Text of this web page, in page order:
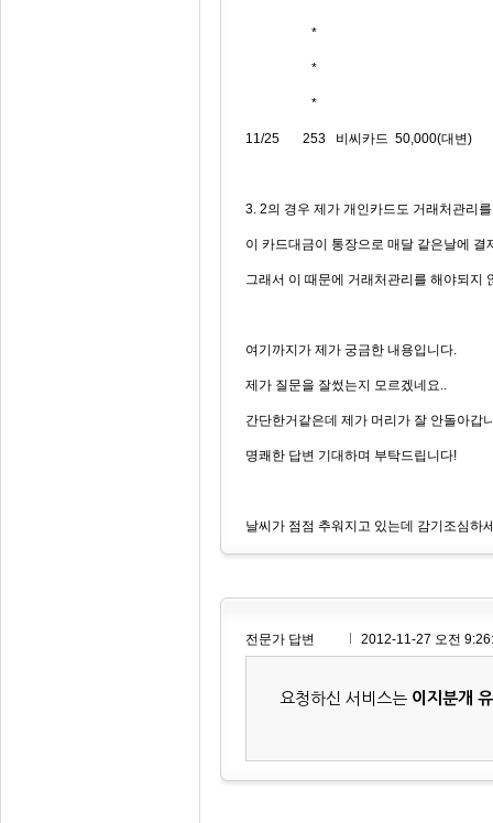
*
*
*
11/25 253 비씨카드 50,000(대변)
3. 2의 경우 제가 개인카드도 거래처관리
이 카드대금이 통장으로 매달 같은날에
그래서 이 때문에 거래처관리를 해야되지
여기까지가 제가 궁금한 내용입니다.
제가 질문을 잘썼는지 모르겠네요..
간단한거같은데 제가 머리가 잘 안돌아갑
명쾌한 답변 기대하며 부탁드립니다!
날씨가 점점 추워지고 있는데 감기조심하
전문가 답변 2012-11-27 오전
요청하신 서비스는 이지분개